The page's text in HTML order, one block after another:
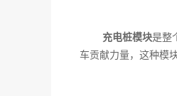
充电桩模块是整
车贡献力量，这种模